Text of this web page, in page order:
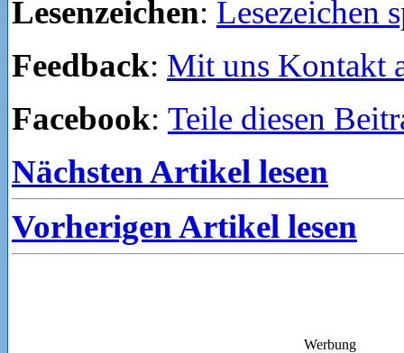
Lesenzeichen: Lesezeichen
Feedback: Mit uns Kontakt
Facebook: Teile diesen
Nächsten Artikel lesen
Vorherigen Artikel lesen
Werbung